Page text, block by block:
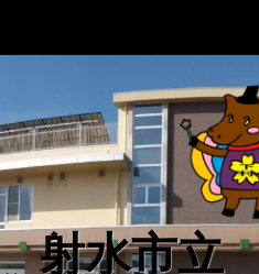
学校の沿革
学校運営の概況
♪ 校歌 ♪
ン
ツ
へ
ス
キ
ッ
射水市立